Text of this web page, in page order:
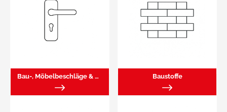
Bau-, Möbelbeschläge & Schließtechnik Baustoffe